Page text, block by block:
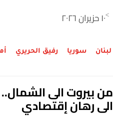
>١٠ حزيران ٢٠٢٦
لبنان سوريا رفيق الحريري
من بيروت الى
الى رهان إقتصادي